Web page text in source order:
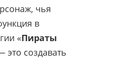
чья
в
«Пираты
это создавать